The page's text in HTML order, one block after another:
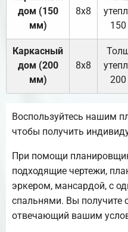
дом (150
мм)
8х8
Каркасный
дом (200
мм)
8х8
Воспользуйтесь нашим
чтобы получить
При помощи
подходящие чертежи,
эркером, мансардой, с
спальнями. Вы получите
отвечающий вашим